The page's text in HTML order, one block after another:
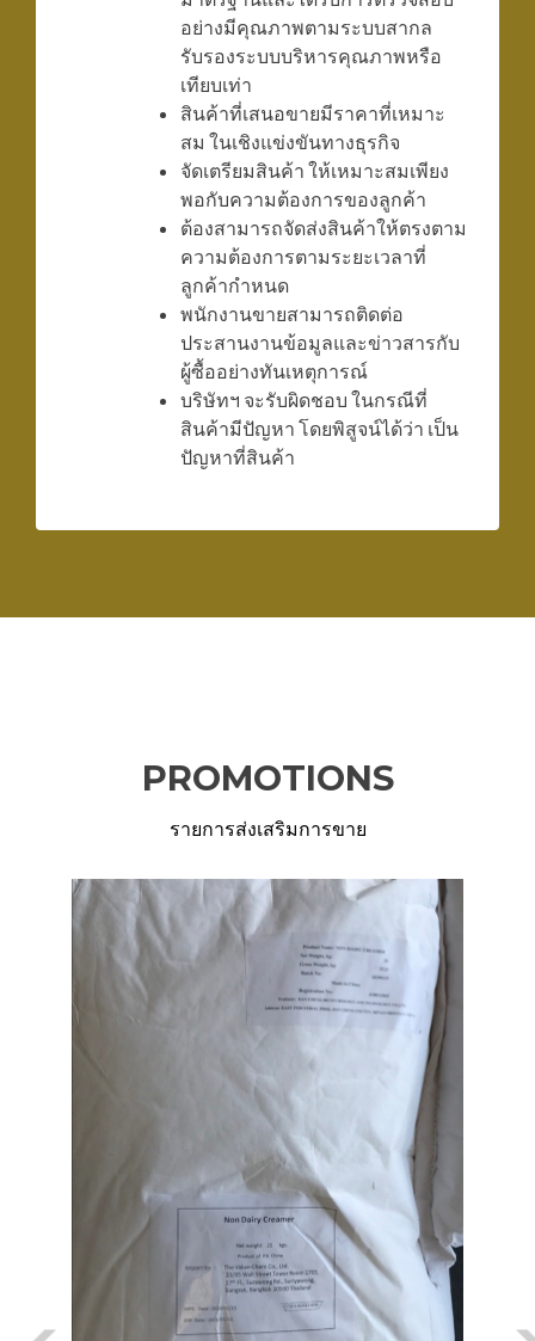
อย่างมีคุณภาพตามระบบสากล
รับรองระบบบริหารคุณภาพหรือ
เทียบเท่า
สินค้าที่เสนอขายมีราคาที่เหมาะ
สม ในเชิงแข่งขันทางธุรกิจ
จัดเตรียมสินค้า ให้เหมาะสมเพียง
พอกับความต้องการของลูกค้า
ต้องสามารถจัดส่งสินค้าให้ตรงตาม
ความต้องการตามระยะเวลาที่
ลูกค้ากำหนด
พนักงานขายสามารถติดต่อ
ประสานงานข้อมูลและข่าวสารกับ
ผู้ซื้ออย่างทันเหตุการณ์
บริษัทฯ จะรับผิดชอบ ในกรณีที่
สินค้ามีปัญหา โดยพิสูจน์ได้ว่า เป็น
ปัญหาที่สินค้า
PROMOTIONS
รายการส่งเสริมการขาย
Previous